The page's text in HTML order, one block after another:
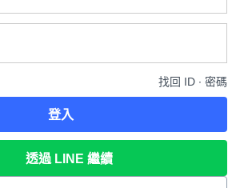
找回 ID ∙ 密碼
登入
透過 LINE 繼續